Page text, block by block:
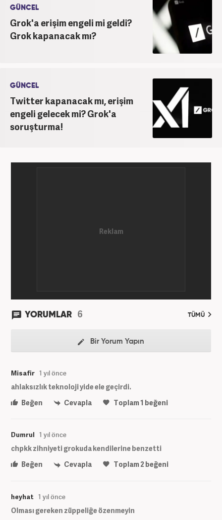
GÜNCEL
Grok'a erişim engeli mi geldi?
Grok kapanacak mı?
GÜNCEL
Twitter kapanacak mı, erişim
engeli gelecek mi? Grok'a
soruşturma!
YORUMLAR 6 TÜMÜ
Bir Yorum Yapın
Misafir 1 yıl önce
ahlaksızlık teknoloji yide ele geçirdi.
Beğen
Cevapla Toplam1 beğeni
Dumrul 1 yıl önce
chpkk zihniyeti grokuda kendilerine benzetti
Beğen
Cevapla Toplam2beğeni
heyhat 1 yıl önce
Olması gereken züppeliğe özenmeyin